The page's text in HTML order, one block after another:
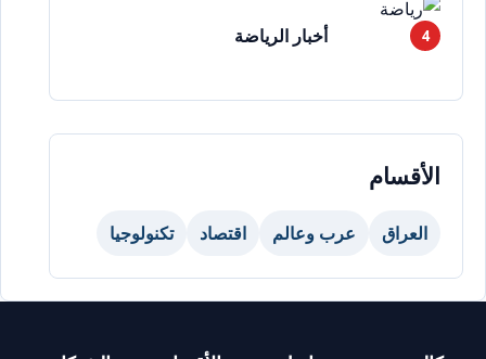
أخبار الرياضة
الأقسام
العراق عرب وعالم اقتصاد تكنولوجيا